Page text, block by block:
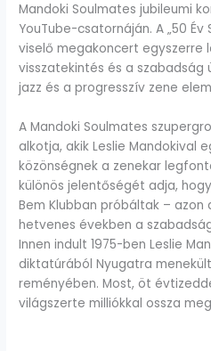
Mandoki Soulmates jubileumi
YouTube-csatornáján. A „50
viselő megakoncert egyszerre
visszatekintés és a szabadság
jazz és a progresszív zene
A Mandoki Soulmates
alkotja, akik Leslie Mandokival
közönségnek a zenekar
különös jelentőségét adja,
Bem Klubban próbáltak – azon
hetvenes években a
Innen indult 1975-ben Leslie
diktatúrából Nyugatra
reményében. Most, öt
világszerte milliókkal ossza